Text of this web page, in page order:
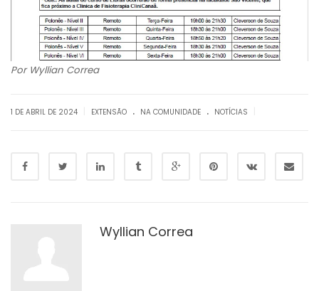
Por Wyllian Correa
1 DE ABRIL DE 2024 EXTENSÃO . NA COMUNIDADE . NOTÍCIAS
Wyllian Correa